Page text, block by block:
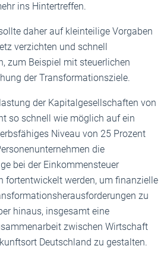
ins Hintertreffen.
daher auf kleinteilige Vorgaben
verzichten und schnell
zum Beispiel mit steuerlichen
der Transformationsziele.
der Kapitalgesellschaften von
so schnell wie möglich auf ein
Niveau von 25 Prozent
die
bei der Einkommensteuer
fortentwickelt werden, um finanzielle
zu
hinaus, insgesamt eine
zwischen Wirtschaft
Deutschland zu gestalten.